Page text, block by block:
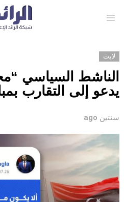
لايت
الناشط السياسي
يدعو إلى التقارب
سنتين ago